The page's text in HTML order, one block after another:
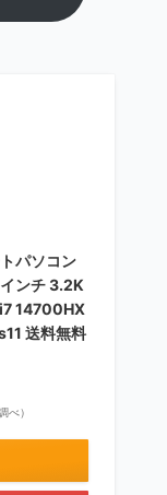
パソコン
ンチ 3.2K
14700HX
送料無料
べ）